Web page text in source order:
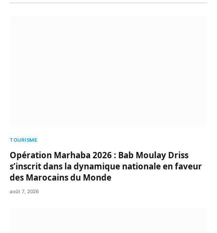
TOURISME
Opération Marhaba 2026 : Bab Moulay Driss
s’inscrit dans la dynamique nationale en faveur
des Marocains du Monde
août 7, 2026